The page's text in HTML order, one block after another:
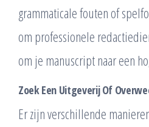
grammaticale fouten of
om professionele
om je manuscript naar een
Zoek Een Uitgeverij Of
Er zijn verschillende